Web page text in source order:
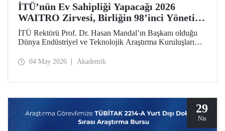
İTÜ’nün Ev Sahipliği Yapacağı 2026
WAITRO Zirvesi, Birliğin 98’inci Yönetim
Kurulu Toplantısı’nda Ele Alındı
İTÜ Rektörü Prof. Dr. Hasan Mandal’ın Başkanı olduğu
Dünya Endüstriyel ve Teknolojik Araştırma Kuruluşları
yapıldı. Köln’deki toplantının gündem başlıkları arasında
04 May 2026 Akademik
29
Nis